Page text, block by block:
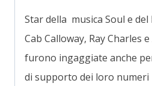
Star della musica Soul e del
Cab Calloway, Ray Charles
furono ingaggiate anche
di supporto dei loro numeri